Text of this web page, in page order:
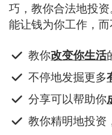
巧，教你合法地投
能让钱为你工作，而
​教你改变你生活
​不停地发掘更多
​分享可以帮助你
教你精明地投资